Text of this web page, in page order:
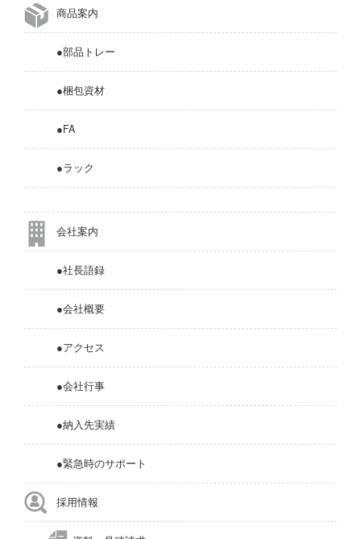
商品案内
●部品トレー
●梱包資材
●FA
●ラック
会社案内
●社長語録
●会社概要
●アクセス
●会社行事
●納入先実績
●緊急時のサポート
採用情報